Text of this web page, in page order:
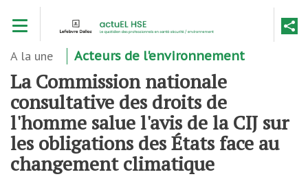
contenu
A la une Acteurs de l'environnement
La Commission nationale
consultative des droits de
l'homme salue l'avis de la CIJ sur
les obligations des États face au
changement climatique